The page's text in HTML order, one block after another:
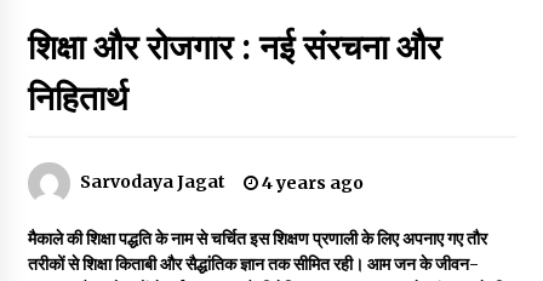
2 years ago
डॉक्टर अंबेडकर सामाजिक नवजागरण के अग्रदूत थे
3 years ago
शिक्षा और रोजगार : नई संरचना और
निहितार्थ
Sarvodaya Jagat 4 years ago
मैकाले की शिक्षा पद्धति के नाम से चर्चित इस शिक्षण प्रणाली के लिए अपनाए गए तौर
तरीकों से शिक्षा किताबी और सैद्धांतिक ज्ञान तक सीमित रही। आम जन के जीवन-